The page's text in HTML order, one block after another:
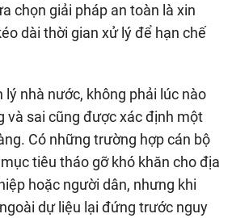
chọn giải pháp an toàn là xin
dài thời gian xử lý để hạn chế
nhà nước, không phải lúc nào
và sai cũng được xác định một
Có những trường hợp cán bộ
tiêu tháo gỡ khó khăn cho địa
hoặc người dân, nhưng khi
dự liệu lại đứng trước nguy